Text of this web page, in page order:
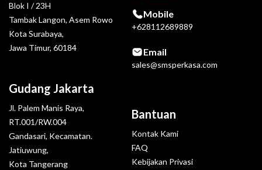
Blok I / 23H
Tambak Langon, Asem Rowo
Kota Surabaya,
Jawa Timur, 60184
Gudang Jakarta
Jl. Palem Manis Raya,
RT.001/RW.004
Gandasari, Kecamatan.
Jatiuwung,
Kota Tangerang
Mobile
+628112689889
Email
sales@smsperkasa.com
Bantuan
Kontak Kami
FAQ
Kebijakan Privasi